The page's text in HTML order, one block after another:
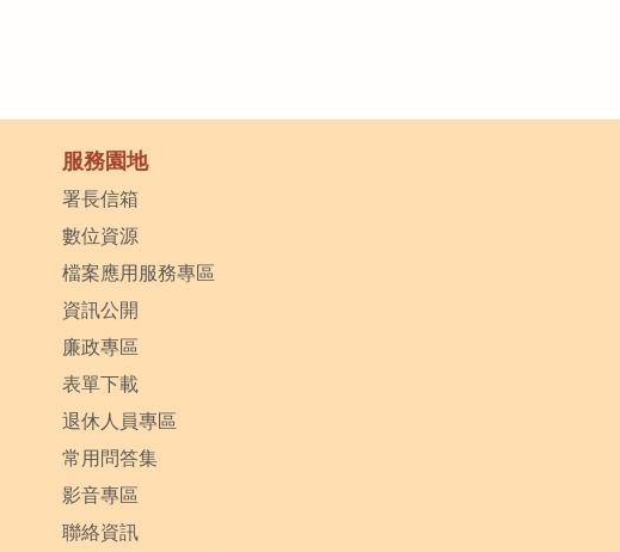
服務園地
署長信箱
數位資源
檔案應用服務專區
資訊公開
廉政專區
表單下載
退休人員專區
常用問答集
影音專區
聯絡資訊